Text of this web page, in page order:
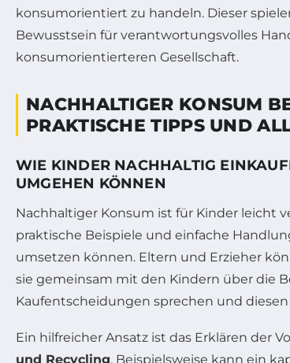
konsumorientiert zu handeln. Dieser
Bewusstsein für verantwortungsvolles
konsumorientierteren Gesellschaft.
NACHHALTIGER KONSUM
PRAKTISCHE TIPPS UND
WIE KINDER NACHHALTIG
UMGEHEN KÖNNEN
Nachhaltiger Konsum ist für Kinder leicht
praktische Beispiele und einfache
umsetzen können. Eltern und Erzieher
sie gemeinsam mit den Kindern über die
Kaufentscheidungen sprechen und
Ein hilfreicher Ansatz ist das Erklären der
und Recycling. Beispielsweise kann ein